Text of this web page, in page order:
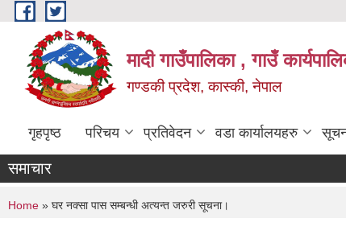
Skip to main content
मादी गाउँपालिका , गाउँ
गण्डकी प्रदेश, कास्की, नेपाल
गृहपृष्ठ परिचय प्रतिवेदन वडा कार्यालयहरु
समाचार
You are here
Home » घर नक्सा पास सम्बन्धी अत्यन्त जरुरी सूचना।